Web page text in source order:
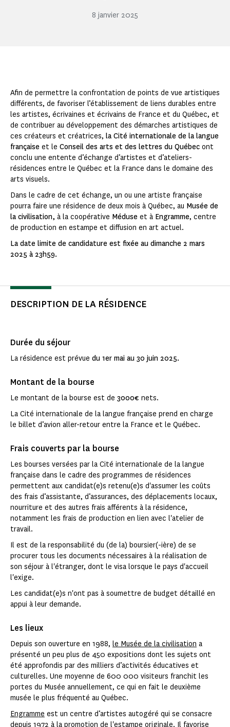
8 janvier 2025
Afin de permettre la confrontation de points de vue artistiques
différents, de favoriser l’établissement de liens durables entre
les artistes, écrivaines et écrivains de France et du Québec, et
de contribuer au développement des démarches artistiques de
ces créateurs et créatrices, la Cité internationale de la langue
française et le Conseil des arts et des lettres du Québec ont
conclu une entente d’échange d’artistes et d’ateliers-
résidences entre le Québec et la France dans le domaine des
arts visuels.
Dans le cadre de cet échange, un ou une artiste française
pourra faire une résidence de deux mois à Québec, au Musée de
la civilisation, à la coopérative Méduse et à Engramme, centre
de production en estampe et diffusion en art actuel.
La date limite de candidature est fixée au dimanche 2 mars
2025 à 23h59.
DESCRIPTION DE LA RÉSIDENCE
Durée du séjour
La résidence est prévue du 1er mai au 30 juin 2025.
Montant de la bourse
Le montant de la bourse est de 3000€ nets.
La Cité internationale de la langue française prend en charge
le billet d’avion aller-retour entre la France et le Québec.
Frais couverts par la bourse
Les bourses versées par la Cité internationale de la langue
française dans le cadre des programmes de résidences
permettent aux candidat(e)s retenu(e)s d'assumer les coûts
des frais d’assistante, d’assurances, des déplacements locaux,
nourriture et des autres frais afférents à la résidence,
notamment les frais de production en lien avec l'atelier de
travail.
Il est de la responsabilité du (de la) boursier(-ière) de se
procurer tous les documents nécessaires à la réalisation de
son séjour à l'étranger, dont le visa lorsque le pays d'accueil
l'exige.
Les candidat(e)s n'ont pas à soumettre de budget détaillé en
appui à leur demande.
Les lieux
Depuis son ouverture en 1988, le Musée de la civilisation a
présenté un peu plus de 450 expositions dont les sujets ont
été approfondis par des milliers d’activités éducatives et
culturelles. Une moyenne de 600 000 visiteurs franchit les
portes du Musée annuellement, ce qui en fait le deuxième
musée le plus fréquenté au Québec.
Engramme est un centre d’artistes autogéré qui se consacre
depuis 1972 à la promotion de l'estampe originale. Il favorise